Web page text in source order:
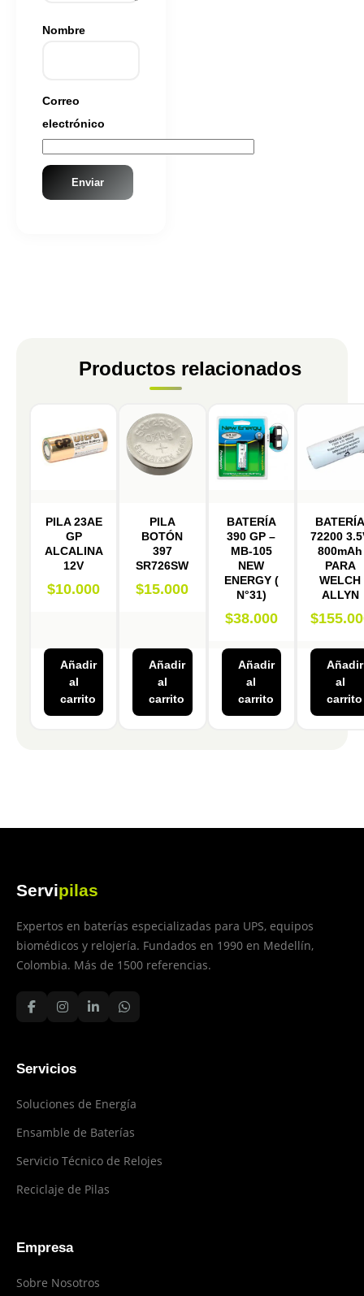
Nombre
Correo
electrónico
Productos relacionados
PILA 23AE
GP
ALCALINA
12V
$10.000
Añadir
al
carrito
PILA
BOTÓN
397
SR726SW
$15.000
Añadir
al
carrito
BATERÍA
390 GP –
MB-105
NEW
ENERGY (
N°31)
$38.000
Añadir
al
carrito
72200
800mAh
PARA
WELCH
ALLYN
$
Añadir
al
carrito
Servipilas
Expertos en baterías especializadas para UPS, equipos
biomédicos y relojería. Fundados en 1990 en Medellín,
Colombia. Más de 1500 referencias.
Servicios
Soluciones de Energía
Ensamble de Baterías
Servicio Técnico de Relojes
Reciclaje de Pilas
Empresa
Sobre Nosotros